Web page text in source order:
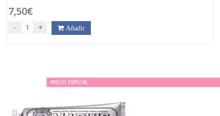
7,50€
- + Añadir
PRECIO ESPECIAL